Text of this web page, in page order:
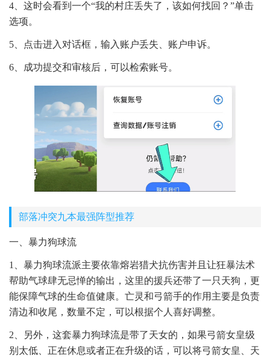
4、这时会看到一个“我的村庄丢失了，该如何找回？”单击
选项。
5、点击进入对话框，输入账户丢失、账户申诉。
6、成功提交和审核后，可以检索账号。
部落冲突九本最强阵型推荐
一、暴力狗球流
1、暴力狗球流派主要依靠熔岩猎犬抗伤害并且让狂暴法术
帮助气球肆无忌惮的输出，这里的援兵还带了一只天狗，更
能保障气球的生命值健康。亡灵和弓箭手的作用主要是负责
清边和收尾，数量不定，可以根据个人喜好调整。
2、另外，这套暴力狗球流是带了天女的，如果弓箭女皇级
别太低、正在休息或者正在升级的话，可以将弓箭女皇、天